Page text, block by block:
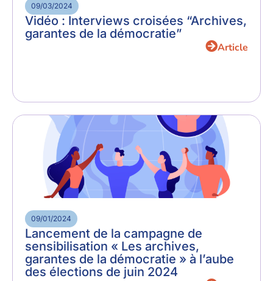
09/03/2024
Vidéo : Interviews croisées “Archives,
garantes de la démocratie”
Article
09/01/2024
Lancement de la campagne de
sensibilisation « Les archives,
garantes de la démocratie » à l’aube
des élections de juin 2024